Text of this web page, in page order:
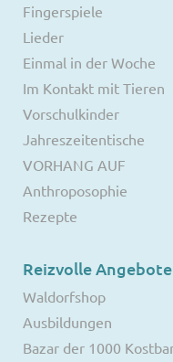
Fingerspiele
Lieder
Einmal in der Woche
Im Kontakt mit Tieren
Vorschulkinder
Jahreszeitentische
VORHANG AUF
Anthroposophie
Rezepte
Reizvolle Angebote
Waldorfshop
Ausbildungen
Bazar der 1000